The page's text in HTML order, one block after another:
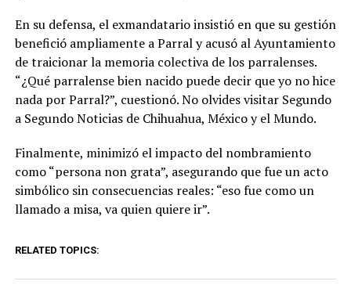
En su defensa, el exmandatario insistió en que su gestión
benefició ampliamente a Parral y acusó al Ayuntamiento
de traicionar la memoria colectiva de los parralenses.
“¿Qué parralense bien nacido puede decir que yo no hice
nada por Parral?”, cuestionó. No olvides visitar Segundo
a Segundo Noticias de Chihuahua, México y el Mundo.
Finalmente, minimizó el impacto del nombramiento
como “persona non grata”, asegurando que fue un acto
simbólico sin consecuencias reales: “eso fue como un
llamado a misa, va quien quiere ir”.
RELATED TOPICS: